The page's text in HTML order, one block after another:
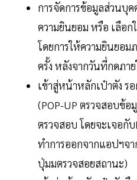
การจัดการข้อมูลส่วนบุค
ความยินยอม หรือ เลือ
โดยการให้ความยินยอ
ครั้ง หลังจากวันที่กดภา
เข้าสู่หน้าหลักเป๋าตัง ร
(POP-UP ตรวจสอบข้อ
ตรวจสอบ โดยจะเจอกั
ทำการออกจากแอปฯจ
ปุ่มมตรวจสอยสถานะ)